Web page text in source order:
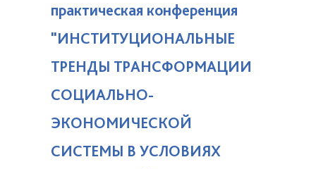
практическая конференция
"ИНСТИТУЦИОНАЛЬНЫЕ
ТРЕНДЫ ТРАНСФОРМАЦИИ
СОЦИАЛЬНО-
ЭКОНОМИЧЕСКОЙ
СИСТЕМЫ В УСЛОВИЯХ